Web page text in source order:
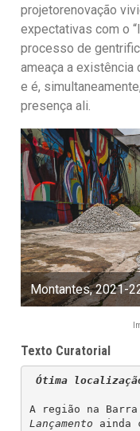
projetorenovação
expectativas com o
processo de
ameaça a existência
e é,
presença ali.
Montantes, 2021-
Texto Curatorial
Ótima
A região na Barra
Lançamento ainda